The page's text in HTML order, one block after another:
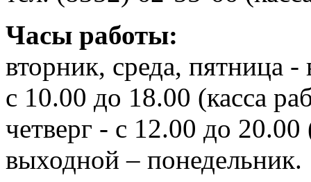
Часы работы:
вторник, среда, пятница -
с 10.00 до 18.00 (касса
четверг - с 12.00 до
выходной – понедельник.